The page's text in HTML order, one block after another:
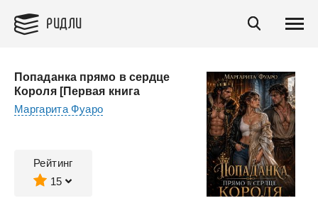
РИДЛИ
Попаданка прямо в сердце
Короля [Первая книга
Маргарита Фуаро
Рейтинг
15